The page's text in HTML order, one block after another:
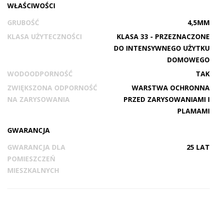
WŁAŚCIWOŚCI
GRUBOŚĆ
4,5MM
KLASA UŻYTECZNOŚCI
KLASA 33 - PRZEZNACZONE
DO INTENSYWNEGO UŻYTKU
DOMOWEGO
WODOODPORNOŚĆ
TAK
ZWIĘKSZONA ODPORNOŚĆ
NA ZARYSOWANIA
WARSTWA OCHRONNA
PRZED ZARYSOWANIAMI I
PLAMAMI
GWARANCJA
GWARANCJA DLA
POMIESZCZEŃ
MIESZKALNYCH
25 LAT